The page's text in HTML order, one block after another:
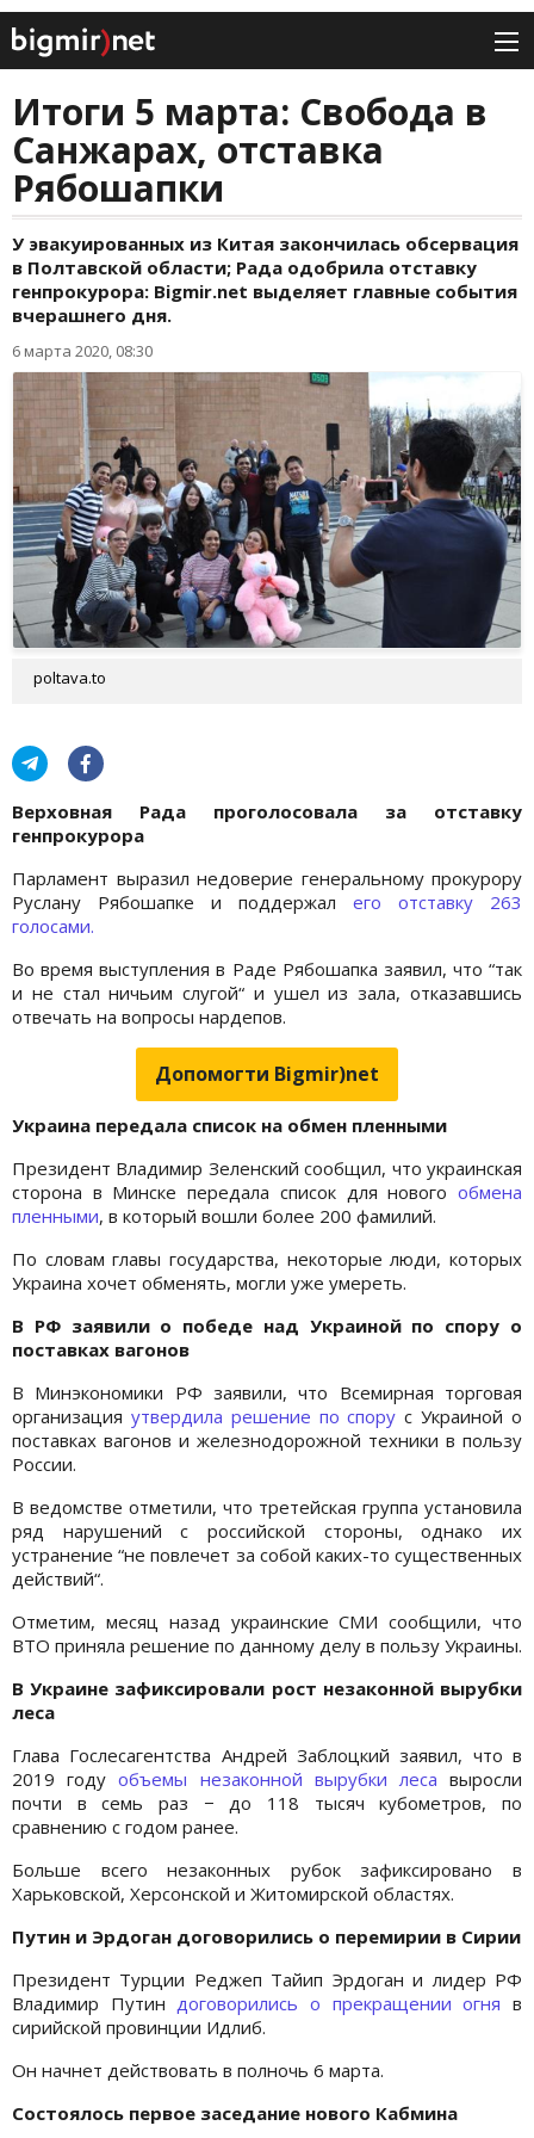
Итоги 5 марта: Свобода в
Санжарах, отставка
Рябошапки
У эвакуированных из Китая закончилась обсервация
в Полтавской области; Рада одобрила отставку
генпрокурора: Bigmir.net выделяет главные события
вчерашнего дня.
6 марта 2020, 08:30
poltava.to
Верховная Рада проголосовала за отставку
генпрокурора
Парламент выразил недоверие генеральному прокурору
Руслану Рябошапке и поддержал его отставку 263
голосами.
Во время выступления в Раде Рябошапка заявил, что “так
и не стал ничьим слугой“ и ушел из зала, отказавшись
отвечать на вопросы нардепов.
Допомогти Bigmir)net
Украина передала список на обмен пленными
Президент Владимир Зеленский сообщил, что украинская
сторона в Минске передала список для нового обмена
пленными, в который вошли более 200 фамилий.
По словам главы государства, некоторые люди, которых
Украина хочет обменять, могли уже умереть.
В РФ заявили о победе над Украиной по спору о
поставках вагонов
В Минэкономики РФ заявили, что Всемирная торговая
организация утвердила решение по спору с Украиной о
поставках вагонов и железнодорожной техники в пользу
России.
В ведомстве отметили, что третейская группа установила
ряд нарушений с российской стороны, однако их
устранение “не повлечет за собой каких-то существенных
действий“.
Отметим, месяц назад украинские СМИ сообщили, что
ВТО приняла решение по данному делу в пользу Украины.
В Украине зафиксировали рост незаконной вырубки
леса
Глава Гослесагентства Андрей Заблоцкий заявил, что в
2019 годуобъемы незаконной вырубки леса выросли
почти в семь раз − до 118 тысяч кубометров, по
сравнению с годом ранее.
Больше всего незаконных рубок зафиксировано в
Харьковской, Херсонской и Житомирской областях.
Путин и Эрдоган договорились о перемирии в Сирии
Президент Турции Реджеп Тайип Эрдоган и лидер РФ
Владимир Путин договорились о прекращении огня в
сирийской провинции Идлиб.
Он начнет действовать в полночь 6 марта.
Состоялось первое заседание нового Кабмина